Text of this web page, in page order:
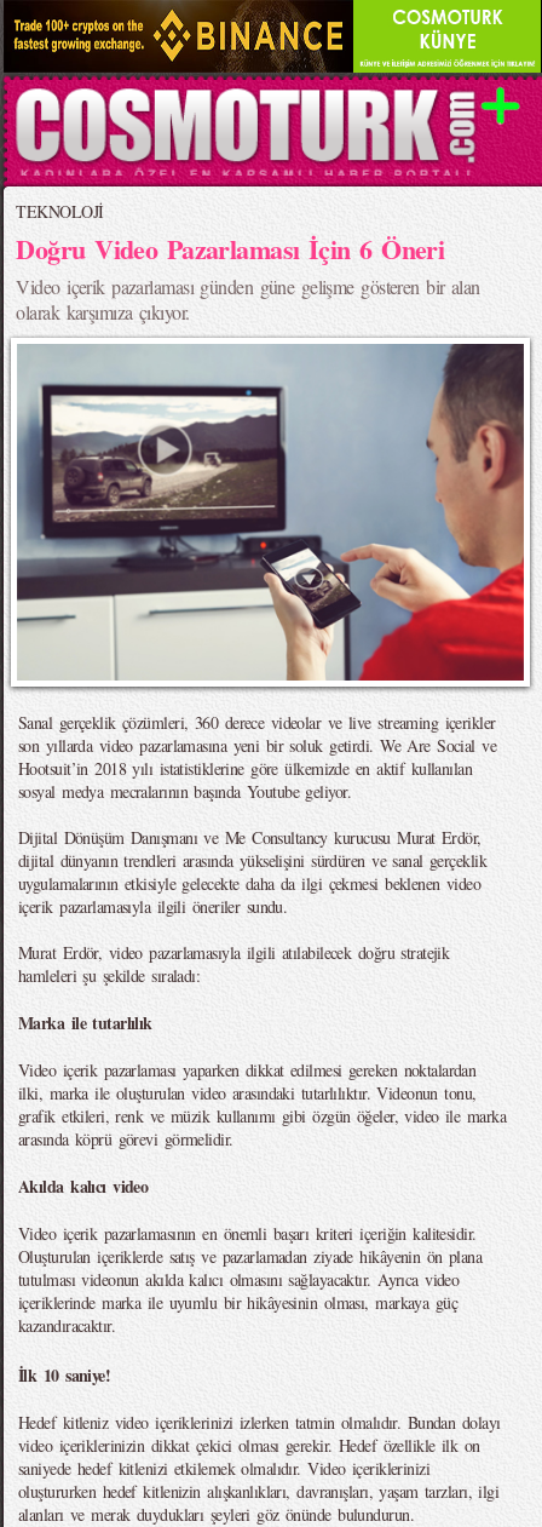
TEKNOLOJİ
Doğru Video Pazarlaması İçin 6 Öneri
Video içerik pazarlaması günden güne gelişme gösteren bir alan
olarak karşımıza çıkıyor.
Sanal gerçeklik çözümleri, 360 derece videolar ve live streaming içerikler
son yıllarda video pazarlamasına yeni bir soluk getirdi. We Are Social ve
Hootsuit’in 2018 yılı istatistiklerine göre ülkemizde en aktif kullanılan
sosyal medya mecralarının başında Youtube geliyor.
Dijital Dönüşüm Danışmanı ve Me Consultancy kurucusu Murat Erdör,
dijital dünyanın trendleri arasında yükselişini sürdüren ve sanal gerçeklik
uygulamalarının etkisiyle gelecekte daha da ilgi çekmesi beklenen video
içerik pazarlamasıyla ilgili öneriler sundu.
Murat Erdör, video pazarlamasıyla ilgili atılabilecek doğru stratejik
hamleleri şu şekilde sıraladı:
Marka ile tutarlılık
Video içerik pazarlaması yaparken dikkat edilmesi gereken noktalardan
ilki, marka ile oluşturulan video arasındaki tutarlılıktır. Videonun tonu,
grafik etkileri, renk ve müzik kullanımı gibi özgün öğeler, video ile marka
arasında köprü görevi görmelidir.
Akılda kalıcı video
Video içerik pazarlamasının en önemli başarı kriteri içeriğin kalitesidir.
Oluşturulan içeriklerde satış ve pazarlamadan ziyade hikâyenin ön plana
tutulması videonun akılda kalıcı olmasını sağlayacaktır. Ayrıca video
içeriklerinde marka ile uyumlu bir hikâyesinin olması, markaya güç
kazandıracaktır.
İlk 10 saniye!
Hedef kitleniz video içeriklerinizi izlerken tatmin olmalıdır. Bundan dolayı
video içeriklerinizin dikkat çekici olması gerekir. Hedef özellikle ilk on
saniyede hedef kitlenizi etkilemek olmalıdır. Video içeriklerinizi
oluştururken hedef kitlenizin alışkanlıkları, davranışları, yaşam tarzları, ilgi
alanları ve merak duydukları şeyleri göz önünde bulundurun.